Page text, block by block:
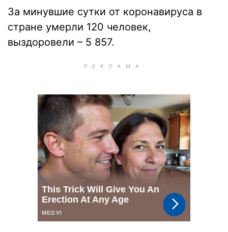
За минувшие сутки от коронавируса в
стране умерли 120 человек,
выздоровели – 5 857.